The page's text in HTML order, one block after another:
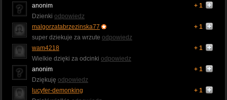
anonim
+ 1
Dzienki odpowiedz
malgorzatabrzezinska77
+ 1
super dziekuje za wrzute odpowiedz
wam4218
+ 1
Wielkie dzięki za odcinki odpowiedz
anonim
+ 1
Dziękuję odpowiedz
lucyfer-demonking
+ 1